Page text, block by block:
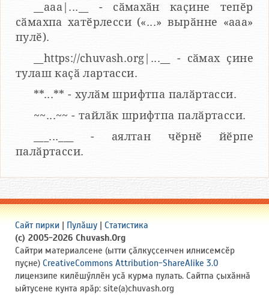
__aaa|...__ - сӑмахӑн каҫине тепӗр
сӑмахпа хатӗрлесси («...» вырӑнне «ааа»
пулӗ).
__https://chuvash.org|...__ - сӑмах ҫине
тулаш каҫӑ лартасси.
**...** - хулӑм шрифтпа палӑртасси.
~~...~~ - тайлӑк шрифтпа палӑртасси.
___...___ - аялтан чӗрнӗ йӗрпе
палӑртасси.
Сайт пирки | Пулӑшу | Статистика
(c) 2005-2026 Chuvash.Org
Сайтри материалсене (ытти ҫӑлкуҫсенчен илнисемсӗр
пуҫне) CreativeCommons Attribution-ShareAlike 3.0
лицензипе килӗшӳллӗн усӑ курма пулать. Сайтпа ҫыхӑннӑ
ыйтусене кунта ярӑр: site(a)chuvash.org